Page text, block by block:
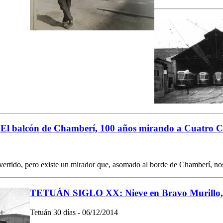
balcón de Chamberí, 100 años mirando a Cuatro
pero existe un mirador que, asomado al borde de Chamberí,
TETUÁN SIGLO XX: Nieve en Bravo
Tetuán 30 días - 06/12/2014